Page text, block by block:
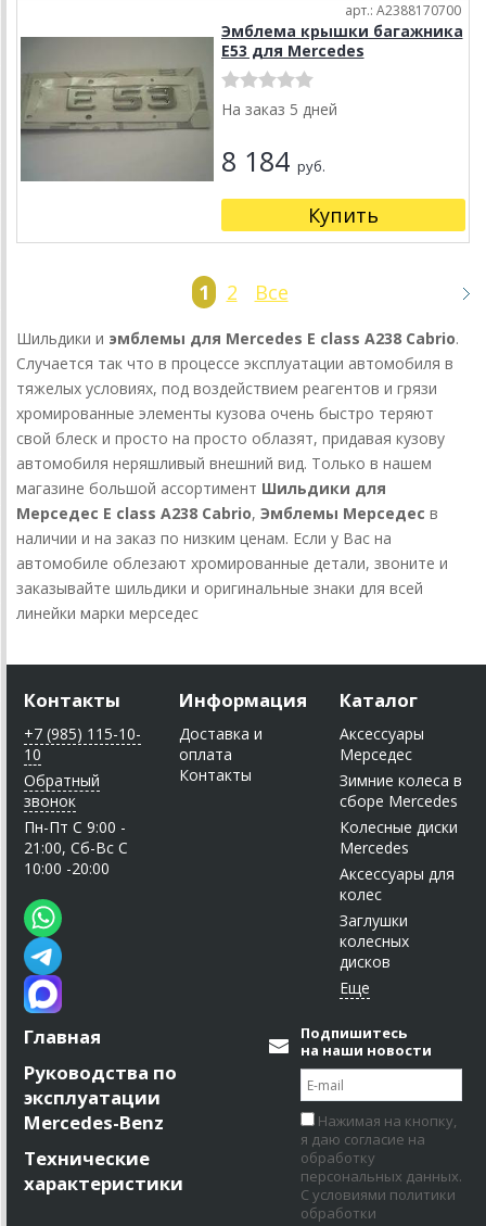
арт.: A2388170700
Эмблема крышки багажника
E53 для Mercedes
На заказ 5 дней
8 184 руб.
Купить
1 2 Все
Шильдики и эмблемы для Mercedes E class A238 Cabrio.
Случается так что в процессе эксплуатации автомобиля в
тяжелых условиях, под воздействием реагентов и грязи
хромированные элементы кузова очень быстро теряют
свой блеск и просто на просто облазят, придавая кузову
автомобиля неряшливый внешний вид. Только в нашем
магазине большой ассортимент Шильдики для
Мерседес E class A238 Cabrio, Эмблемы Мерседес в
наличии и на заказ по низким ценам. Если у Вас на
автомобиле облезают хромированные детали, звоните и
заказывайте шильдики и оригинальные знаки для всей
линейки марки мерседес
Контакты
+7 (985) 115-10-
10
Обратный
звонок
Пн-Пт C 9:00 -
21:00, Сб-Вс С
10:00 -20:00
Информация
Доставка и
оплата
Контакты
Каталог
Аксессуары
Мерседес
Зимние колеса в
сборе Mercedes
Колесные диски
Mercedes
Аксессуары для
колес
Заглушки
колесных
дисков
Главная
Руководства по
эксплуатации
Mercedes-Benz
Технические
характеристики
Подпишитесь
на наши новости
Нажимая на кнопку,
я даю согласие на
обработку
персональных данных.
С условиями политики
обработки